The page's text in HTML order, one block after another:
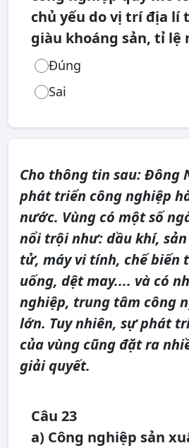
chủ yếu do vị trí địa lí
giàu khoáng sản, tỉ lệ
Đúng
Sai
Cho thông tin sau: Đông
phát triển công nghiệp
nước. Vùng có một số
nổi trội như: dầu khí,
tử, máy vi tính, chế biến
uống, dệt may.... và có
nghiệp, trung tâm công
lớn. Tuy nhiên, sự phát
của vùng cũng đặt ra
giải quyết.
Câu 23
a) Công nghiệp sản